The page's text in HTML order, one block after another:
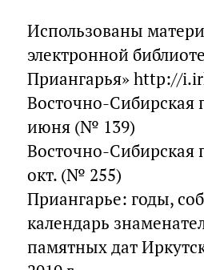
Использованы
электронной
Приангарья» http://
Восточно-Сибирская
июня (№ 139)
Восточно-Сибирская
окт. (№ 255)
Приангарье: годы,
календарь
памятных дат